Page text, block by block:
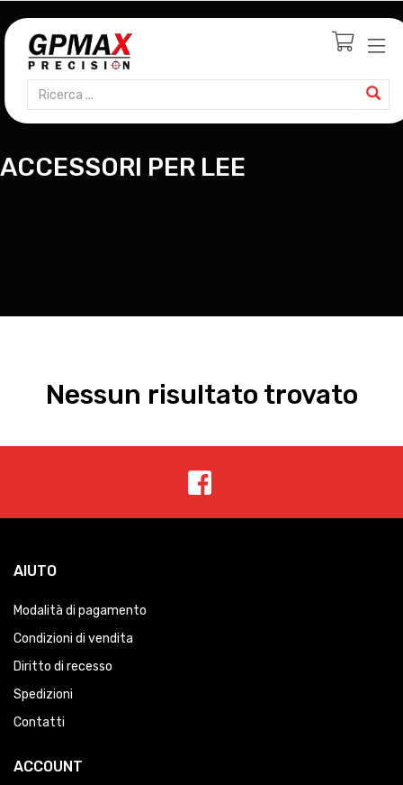
ACCESSORI PER LEE
Nessun risultato trovato
AIUTO
Modalità di pagamento
Condizioni di vendita
Diritto di recesso
Spedizioni
Contatti
ACCOUNT